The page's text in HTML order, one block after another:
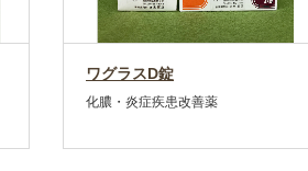
ワグラスD錠
化膿・炎症疾患改善薬